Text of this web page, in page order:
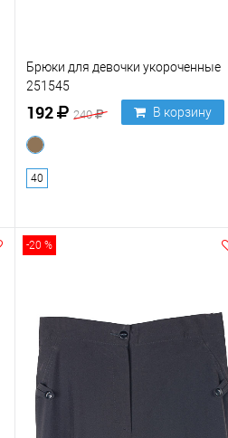
Брюки для девочки укороченные
251545
192 240 В корзину
40
-20 %